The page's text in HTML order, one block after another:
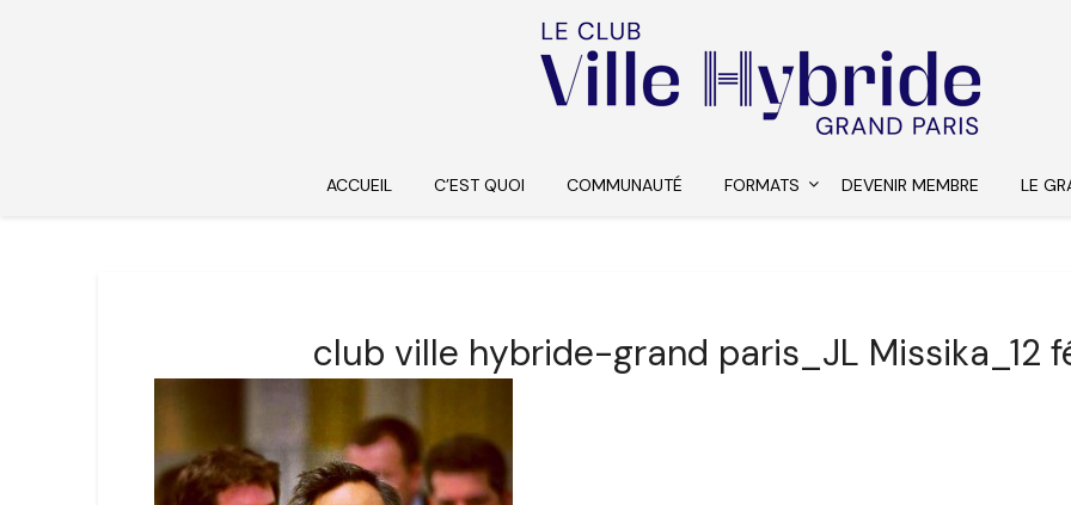
ACCUEIL C’EST QUOI COMMUNAUTÉ FORMATS DEVENIR MEMBRE LE
club ville hybride-grand paris_JL Missika_12